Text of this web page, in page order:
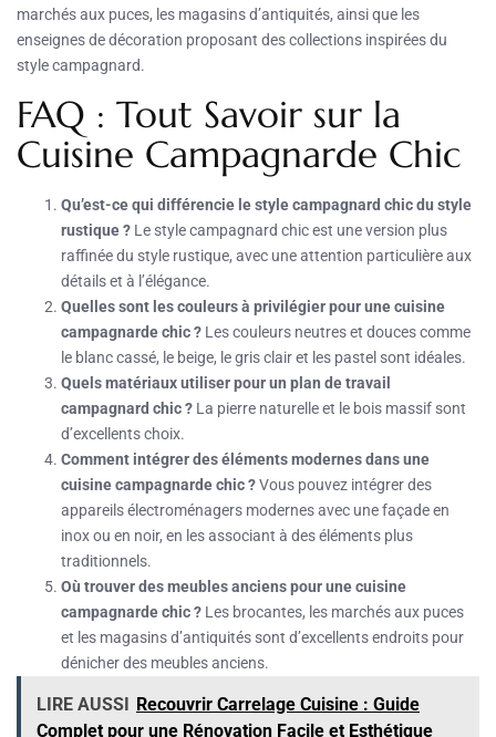
marchés aux puces, les magasins d’antiquités, ainsi que les
enseignes de décoration proposant des collections inspirées du
style campagnard.
FAQ : Tout Savoir sur la
Cuisine Campagnarde Chic
Qu’est-ce qui différencie le style campagnard chic du style
rustique ? Le style campagnard chic est une version plus
raffinée du style rustique, avec une attention particulière aux
détails et à l’élégance.
Quelles sont les couleurs à privilégier pour une cuisine
campagnarde chic ? Les couleurs neutres et douces comme
le blanc cassé, le beige, le gris clair et les pastel sont idéales.
Quels matériaux utiliser pour un plan de travail
campagnard chic ? La pierre naturelle et le bois massif sont
d’excellents choix.
Comment intégrer des éléments modernes dans une
cuisine campagnarde chic ?Vous pouvez intégrer des
appareils électroménagers modernes avec une façade en
inox ou en noir, en les associant à des éléments plus
traditionnels.
Où trouver des meubles anciens pour une cuisine
campagnarde chic ? Les brocantes, les marchés aux puces
et les magasins d’antiquités sont d’excellents endroits pour
dénicher des meubles anciens.
LIRE AUSSI
Recouvrir Carrelage Cuisine : Guide
Complet pour une Rénovation Facile et Esthétique